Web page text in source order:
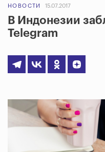
НОВОСТИ 15.07.2017
В Индонезии
Telegram